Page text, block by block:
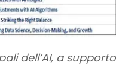
dell’AI, a